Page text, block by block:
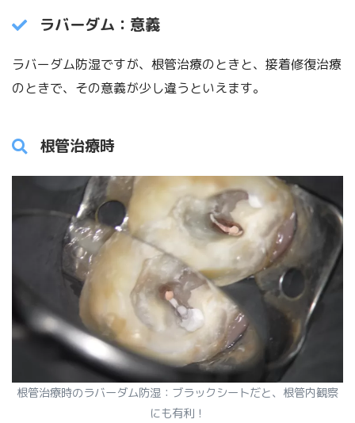
ラバーダム：意義
ラバーダム防湿ですが、根管治療のときと、接着修復治療
のときで、その意義が少し違うといえます。
根管治療時
根管治療時のラバーダム防湿：ブラックシートだと、根管内観察
にも有利！